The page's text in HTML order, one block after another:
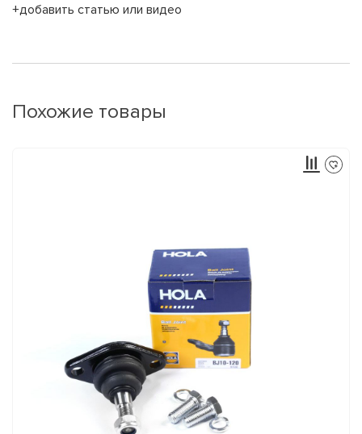
+добавить статью или видео
Похожие товары